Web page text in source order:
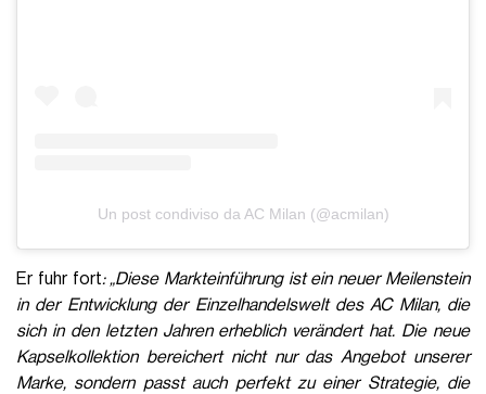
Un post condiviso da AC Milan (@acmilan)
Er fuhr fort: „Diese Markteinführung ist ein neuer Meilenstein
in der Entwicklung der Einzelhandelswelt des AC Milan, die
sich in den letzten Jahren erheblich verändert hat. Die neue
Kapselkollektion bereichert nicht nur das Angebot unserer
Marke, sondern passt auch perfekt zu einer Strategie, die